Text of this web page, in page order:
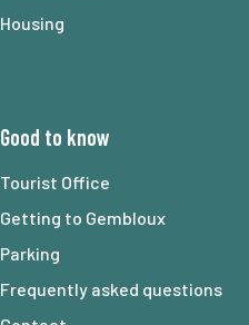
Housing
Good to know
Tourist Office
Getting to Gembloux
Parking
Frequently asked questions